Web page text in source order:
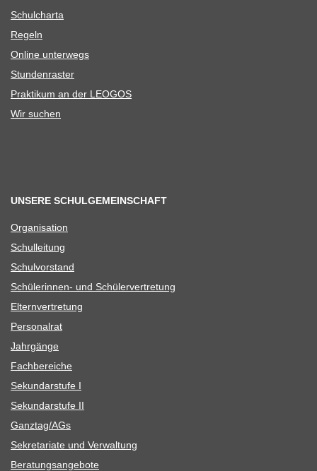
Schul­charta
Regeln
Online unter­wegs
Stun­den­ras­ter
Prak­ti­kum an der LEOGOS
Wir suchen
UNSERE SCHULGEMEINSCHAFT
Orga­ni­sa­tion
Schul­lei­tung
Schul­vor­stand
Schü­le­rin­nen- und Schülervertretung
Eltern­ver­tre­tung
Per­so­nal­rat
Jahr­gänge
Fach­be­rei­che
Sekun­dar­stufe I
Sekun­dar­stufe II
Ganztag/​​AGs
Sekre­ta­riate und Verwaltung
Bera­tungs­an­ge­bote